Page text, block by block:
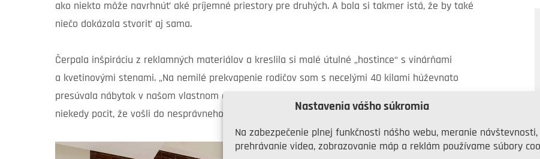
Nastavenia vášho súkromia
Na zabezpečenie plnej funkčnosti nášho webu, meranie návštevnosti,
prehrávanie videa, zobrazovanie máp a reklám používame súbory
ako niekto môže navrhnúť aké príjemné priestory pre druhých. A bola si takmer istá, že by také
niečo dokázala stvoriť aj sama.
Čerpala inšpiráciu z reklamných materiálov a kreslila si malé útulné „hostince“ s vinárňami
a kvetinovými stenami. „Na nemilé prekvapenie rodičov som s necelými 40 kilami húževnato
presúvala nábytok v našom vlastnom dome. Premiestňovala som doplnky a obrazy, takže mali
niekedy pocit, že vošli do nesprávneho domu,“ smeje sa Seija.